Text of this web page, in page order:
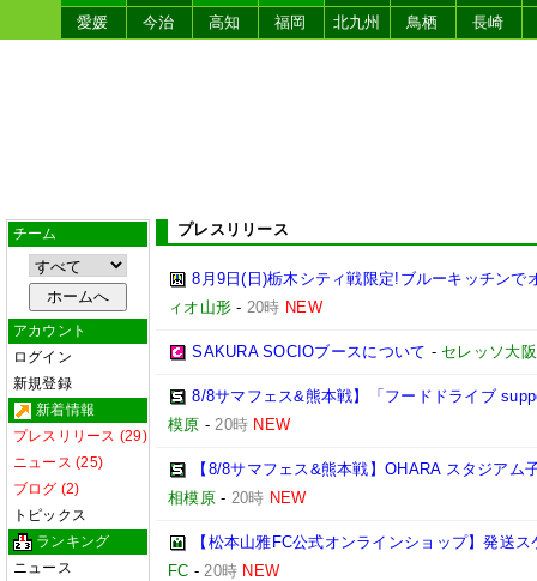
愛媛
今治 高知 福岡 北九州 鳥栖 長崎
チーム
アカウント
ログイン
新規登録
新着情報
プレスリリース (29)
ニュース (25)
ブログ (2)
トピックス
ランキング
ニュース
プレスリリース
8月9日(日)栃木シティ戦限定!ブルーキッチンで
ィオ山形 - 20時 NEW
SAKURA SOCIOブースについて - セレッソ大阪
8/8サマフェス&熊本戦】「フードドライブ
模原 -20時 NEW
【8/8サマフェス&熊本戦】OHARA スタジア
相模原- 20時 NEW
【松本山雅FC公式オンラインショップ】発送
FC -20時 NEW